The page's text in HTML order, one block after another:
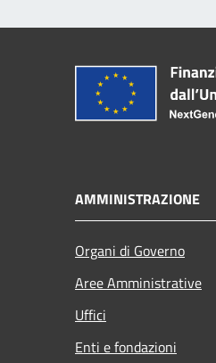
AMMINISTRAZIONE
Organi di Governo
Aree Amministrative
Uffici
Enti e fondazioni